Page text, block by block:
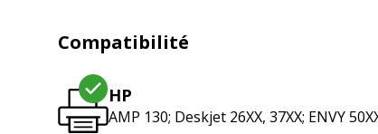
Compatibilité
HP
AMP 130; Deskjet 26XX, 37XX; ENVY